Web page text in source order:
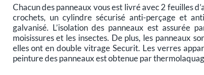
Chacun des panneaux vous est livré avec 2 feuilles
crochets, un cylindre sécurisé anti-perçage et
galvanisé. L’isolation des panneaux est
moisissures et les insectes. De plus, les panneaux
elles ont en double vitrage Securit. Les verres
peinture des panneaux est obtenue par